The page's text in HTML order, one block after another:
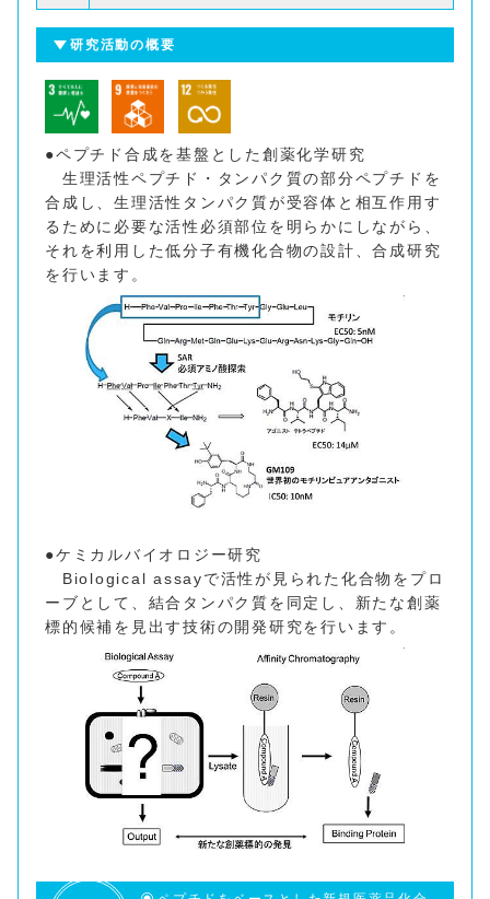
研究活動の概要
●ペプチド合成を基盤とした創薬化学研究
生理活性ペプチド・タンパク質の部分ペプチドを
合成し、生理活性タンパク質が受容体と相互作用す
るために必要な活性必須部位を明らかにしながら、
それを利用した低分子有機化合物の設計、合成研究
を行います。
●ケミカルバイオロジー研究
Biological assayで活性が見られた化合物をプロ
ーブとして、結合タンパク質を同定し、新たな創薬
標的候補を見出す技術の開発研究を行います。